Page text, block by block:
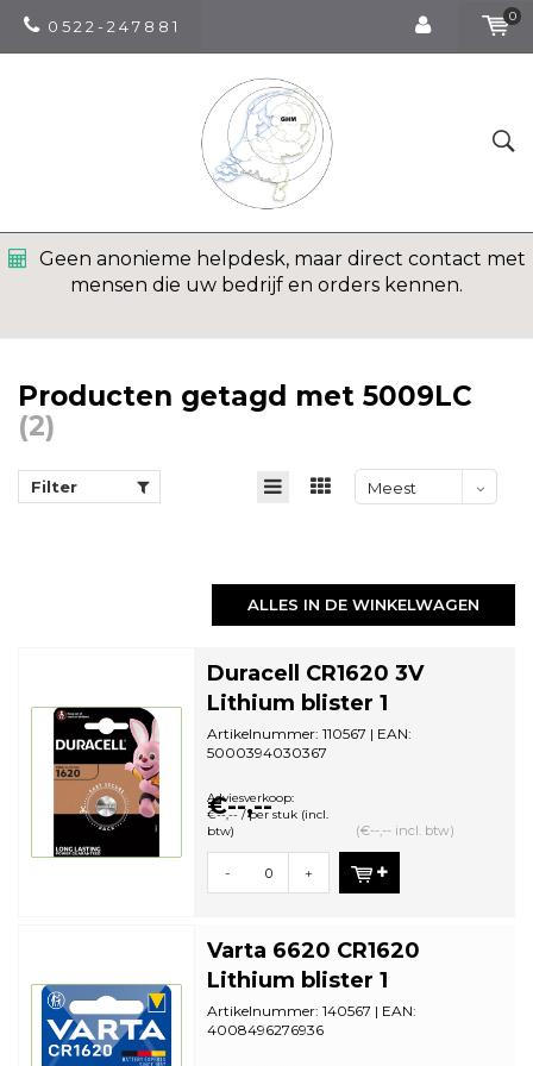
0 5 2 2 - 2 4 7 8 8 1
0
Geen anonieme helpdesk, maar direct contact met
mensen die uw bedrijf en orders kennen.
Producten getagd met 5009LC
(2)
Filter
Meest
ALLES IN DE WINKELWAGEN
Duracell CR1620 3V
Lithium blister 1
Artikelnummer: 110567 | EAN:
5000394030367
bestelhoeveelheid: 1
€--,--
Adviesverkoop:
€--,-- / per stuk (incl.
btw)
(€--,-- incl. btw)
- +
Varta 6620 CR1620
Lithium blister 1
Artikelnummer: 140567 | EAN:
4008496276936